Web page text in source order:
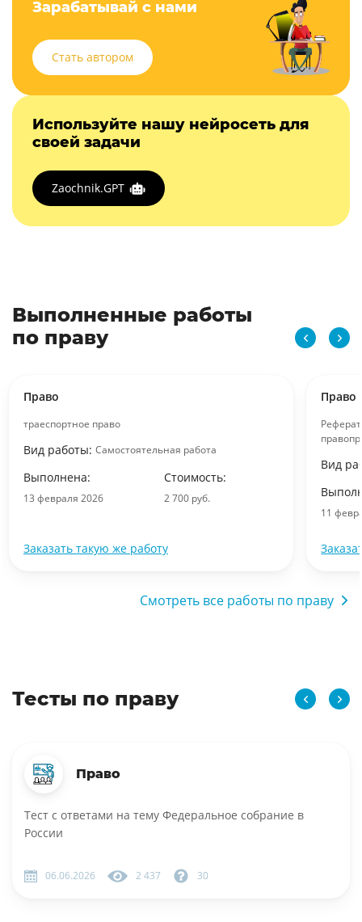
Зарабатывай с нами
Стать автором
Используйте нашу нейросеть для
своей задачи
Zaochnik.GPT
Выполненные работы
по праву
Право
траеспортное право
Вид работы: Самостоятельная работа
Выполнена:
13 февраля 2026
Стоимость:
2 700 руб.
Заказать такую же работу
Право
Вид
11
Смотреть все работы по праву
Тесты по праву
Право
Тест с ответами на тему Федеральное собрание в
России
06.06.2026 2 437 30